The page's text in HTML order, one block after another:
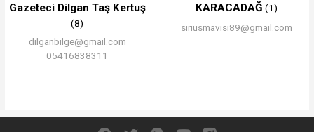
Gazeteci Dilgan Taş Kertuş
(8)
dilganbilge@gmail.com
05416838311
KARACADAĞ (1)
siriusmavisi89@gmail.com